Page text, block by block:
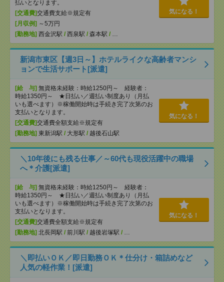
払いとなります。
[交通費]交通費支給※規定有
[月収例] ～5万円
[勤務地] 西金沢駅 / 西泉駅 / 森本駅 /
気になる！
新潟市東区【週3日～】ホテルライクな高齢者マンシ
ョンで生活サポート[派遣]
[給 与] 無資格未経験：時給1250円～ 経験者：
時給1350円～ ★日払い／週払い制度あり（月払
いも選べます）※稼働開始時は手続き完了次第のお
支払いとなります。
[交通費]交通費全額支給※規定有
[勤務地] 東新潟駅 / 大形駅 / 越後石山駅
気になる！
＼10年後にも残る仕事／～60代も現役活躍中の職場
へ＊介護[派遣]
[給 与] 無資格未経験：時給1250円～ 経験者：
時給1350円～ ★日払い／週払い制度あり（月払
いも選べます）※稼働開始時は手続き完了次第のお
支払いとなります。
[交通費]交通費全額支給※規定有
[勤務地] 北長岡駅 / 前川駅 / 越後岩塚駅 /
気になる！
＼即払いＯＫ／即日勤務ＯＫ＊仕分け・箱詰めなど
人気の軽作業！[派遣]